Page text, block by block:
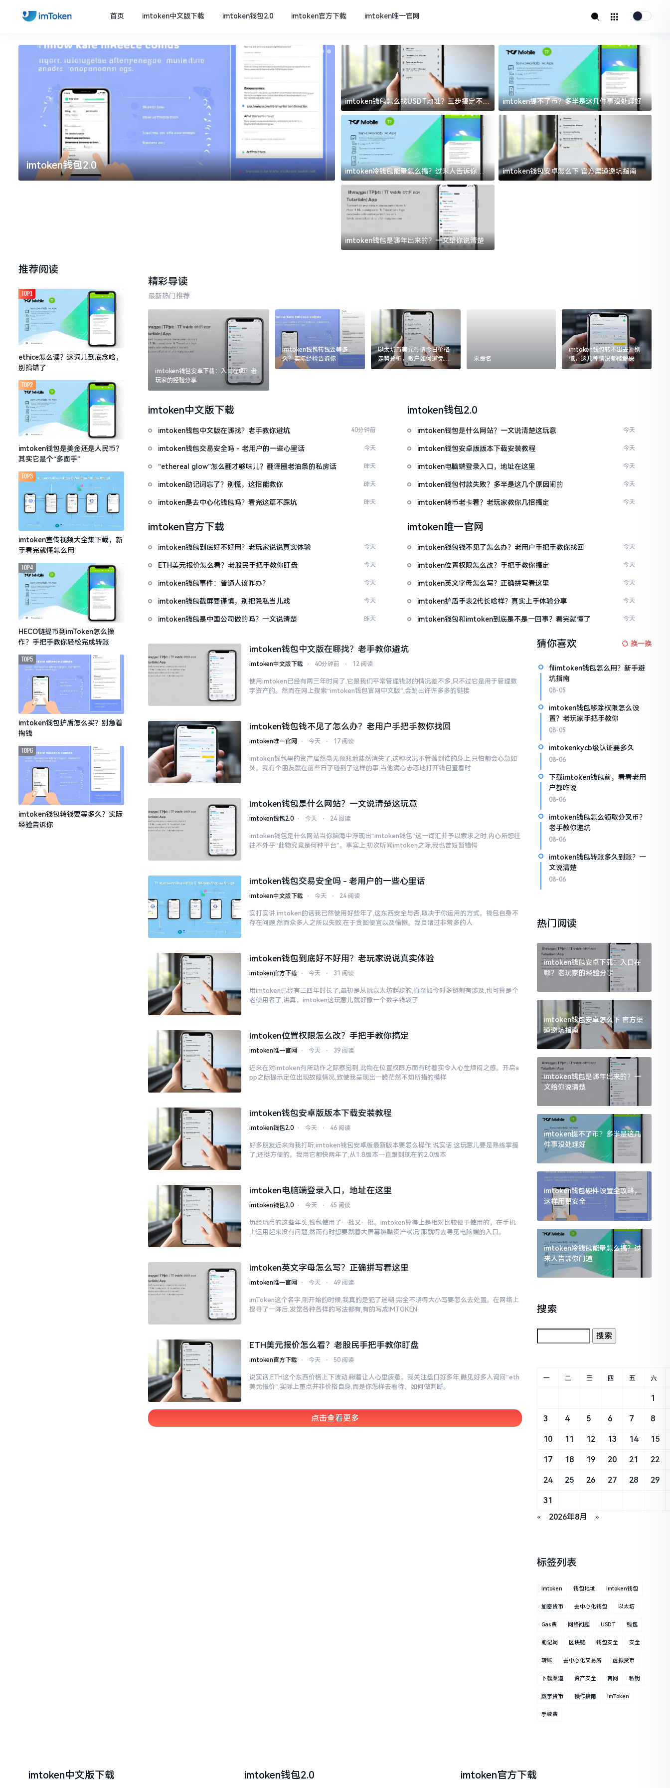
首页 imtoken中文版下载 imtoken钱包2.0 imtoken官方下载 imtoken唯一官网
imtoken钱包2.0 imtoken官方下载
imtoken钱包怎么找USDT地址？三步搞定不踩
坑
imtoken提不了币？多半是这几件事没处理好
imtoken冷钱包能量怎么搞？过来人告诉你门
道
imtoken钱包安卓怎么下 官方渠道避坑指南
imtoken钱包是哪年出来的？一文给你说清楚
推荐阅读
ethice怎么读？这词儿到底念啥，
别搞错了
TOP1
imtoken钱包是美金还是人民币？
其实它是个“多面手”
TOP2
imtoken宣传视频大全集下载，新
手看完就懂怎么用
TOP3
HECO链提币到imToken怎么操
作？手把手教你轻松完成转账
TOP4
imtoken钱包护盾怎么买？别急着
掏钱
TOP5
imtoken钱包转钱要等多久？实际
经验告诉你
TOP6
精彩导读
最新热门推荐
imtoken钱包安卓下载：入口在哪？老
玩家的经验分享
imtoken钱包转钱要等多
久？实际经验告诉你
以太坊币美元行情今日价格
走势分析，散户如何避免追
涨杀跌被套牢
未命名
imtoken钱包转不出去？别
慌，这几种情况都能解决
imtoken中文版下载
imtoken钱包中文版在哪找？老手教你避坑 40分钟前
imtoken钱包交易安全吗 - 老用户的一些心里话 今天
“ethereal glow”怎么翻才够味儿？翻译圈老油条的私房话 昨天
imtoken助记词忘了？别慌，这招能救你 昨天
imtoken是去中心化钱包吗？看完这篇不踩坑 昨天
imtoken钱包2.0
imtoken钱包是什么网站？一文说清楚这玩意 今天
imtoken钱包安卓版版本下载安装教程 今天
imtoken电脑端登录入口，地址在这里 今天
imtoken钱包付款失败？多半是这几个原因闹的 今天
imtoken转币老卡着？老玩家教你几招搞定 今天
imtoken官方下载
imtoken钱包到底好不好用？老玩家说说真实体验 今天
ETH美元报价怎么看？老股民手把手教你盯盘 今天
imtoken钱包事件：普通人该咋办？ 今天
imtoken钱包截屏要谨慎，别把隐私当儿戏 今天
imtoken钱包是中国公司做的吗？一文说清楚 昨天
imtoken唯一官网
imtoken钱包钱不见了怎么办？老用户手把手教你找回 今天
imtoken位置权限怎么改？手把手教你搞定 今天
imtoken英文字母怎么写？正确拼写看这里 今天
imtoken护盾手表2代长啥样？真实上手体验分享 今天
imtoken钱包和imtoken到底是不是一回事？看完就懂了 今天
imtoken钱包中文版在哪找？老手教你避坑
imtoken中文版下载 ⋅ 40分钟前 ⋅ 12 阅读
使用imtoken已经有两三年时间了,它跟我们平常管理钱财的情况差不多,只不过它是用于管理数
字资产的。然而在网上搜索“imtoken钱包官网中文版”,会跳出许许多多的链接
imtoken钱包钱不见了怎么办？老用户手把手教你找回
imtoken唯一官网 ⋅ 今天 ⋅ 17 阅读
imtoken钱包里的资产居然毫无预兆地陡然消失了,这种状况不管落到谁的身上,只怕都会心急如
焚。我有个朋友就在前些日子碰到了这样的事,当他满心忐忑地打开钱包查看时
imtoken钱包是什么网站？一文说清楚这玩意
imtoken钱包2.0 ⋅ 今天 ⋅ 24 阅读
imtoken钱包是什么网站当你脑海中浮现出“imtoken钱包”这一词汇并予以索求之时,内心所想往
往不外乎“此物究竟是何种平台”。事实上,初次听闻imtoken之际,我也曾短暂错愕
imtoken钱包交易安全吗 - 老用户的一些心里话
imtoken中文版下载 ⋅ 今天 ⋅ 24 阅读
实打实讲,imtoken的话我已然使用好些年了,这东西安全与否,取决于你运用的方式。钱包自身不
存在问题,然而众多人之所以失败,在于贪图便宜以及偷懒。我目睹过非常多的人
imtoken钱包到底好不好用？老玩家说说真实体验
imtoken官方下载 ⋅ 今天 ⋅ 31 阅读
用imtoken已经有三四年时长了,最初是从玩以太坊起步的,直至如今对多链都有涉及,也可算是个
老使用者了,讲真，imtoken这玩意儿就好像一个数字钱袋子
imtoken位置权限怎么改？手把手教你搞定
imtoken唯一官网 ⋅ 今天 ⋅ 39 阅读
近来在对imtoken有所动作之际察觉到,此物在位置权限方面有时着实令人心生烦闷之感。开启a
pp之际提示定位出现故障情况,致使我呈现出一脸茫然不知所措的模样
imtoken钱包安卓版版本下载安装教程
imtoken钱包2.0 ⋅ 今天 ⋅ 46 阅读
好多朋友近来向我打听,imtoken钱包安卓版最新版本要怎么操作,说实话,这玩意儿要是熟练掌握
了,还挺方便的。我用它都快两年了,从1.8版本一直跟到现在的2.0版本
imtoken电脑端登录入口，地址在这里
imtoken钱包2.0 ⋅ 今天 ⋅ 45 阅读
历经玩币的这些年头,钱包使用了一批又一批。imtoken算得上是相对比较便于使用的，在手机
上运用起来没有问题,然而有时想要就着大屏幕瞧瞧资产状况,那就得去寻觅电脑端的入口。
imtoken英文字母怎么写？正确拼写看这里
imtoken唯一官网 ⋅ 今天 ⋅ 49 阅读
imToken这个名字,刚开始的时候,我真的是犯了迷糊,完全不晓得大小写要怎么去处置。在网络上
搜寻了一阵后,发觉各种各样的写法都有,有的写成IMTOKEN
ETH美元报价怎么看？老股民手把手教你盯盘
imtoken官方下载 ⋅ 今天 ⋅ 50 阅读
说实话,ETH这个东西价格上下波动,瞅着让人心里疲惫。我关注盘口好多年,瞧见好多人询问“eth
美元报价”,实际上重点并非价格自身,而是你怎样去看待、如何做判断。
点击查看更多
猜你喜欢 换一换
filimtoken钱包怎么用？新手避
坑指南
08-05
imtoken钱包移除权限怎么设
置？老玩家手把手教你
08-05
imtokenkycb级认证要多久
08-06
下载imtoken钱包前，看看老用
户都咋说
08-06
imtoken钱包怎么领取分叉币？
老手教你避坑
08-06
imtoken钱包转账多久到账？一
文说清楚
08-06
热门阅读
imtoken钱包安卓下载：入口在
哪？老玩家的经验分享
imtoken钱包安卓怎么下 官方渠
道避坑指南
imtoken钱包是哪年出来的？一
文给你说清楚
imtoken提不了币？多半是这几
件事没处理好
imtoken钱包硬件设置全攻略，
这样用更安全
imtoken冷钱包能量怎么搞？过
来人告诉你门道
搜索
« 2026年8月 »
一 二 三 四 五 六
1
3 4 5 6 7 8
10 11 12 13 14 15
17 18 19 20 21 22
24 25 26 27 28 29
31
标签列表
Imtoken 钱包地址 Imtoken钱包
加密货币 去中心化钱包 以太坊
Gas费 网络问题 USDT 钱包
助记词 区块链 钱包安全 安全
转账 去中心化交易所 虚拟货币
下载渠道 资产安全 官网 私钥
数字货币 操作指南 ImToken
手续费
imtoken中文版下载 imtoken钱包2.0 imtoken官方下载